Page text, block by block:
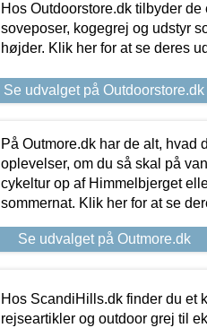
Hos Outdoorstore.dk tilbyder
soveposer, kogegrej og udstyr
højder. Klik her for at se deres
Se udvalget på Outdoorstore.dk
På Outmore.dk har de alt, hvad
oplevelser, om du så skal på
cykeltur op af Himmelbjerget
sommernat. Klik her for at se
Se udvalget på Outmore.dk
Hos ScandiHills.dk finder du et
rejseartikler og outdoor grej til